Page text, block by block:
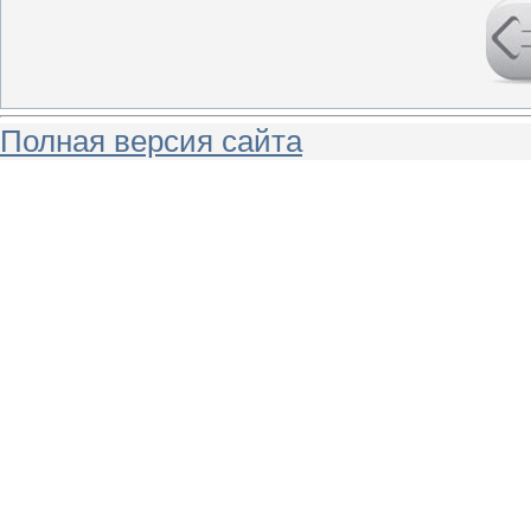
Полная версия сайта